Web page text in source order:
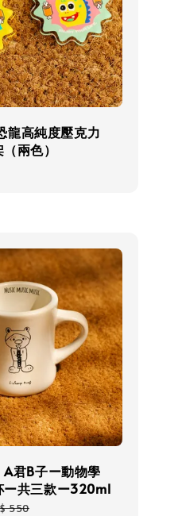
龍高純度壓克力
兩色）
A君B子ー動物學
ー共三款ー320ml
550